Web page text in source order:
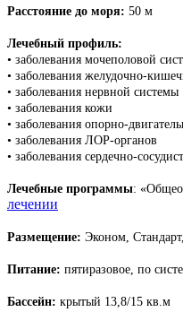
Расстояние до моря: 50 м
Лечебный профиль:
• заболевания мочеполовой
• заболевания желудочно-
• заболевания нервной системы
• заболевания кожи
• заболевания опорно-
• заболевания ЛОР-органов
• заболевания сердечно-
Лечебные программы:
лечении
Размещение: Эконом,
Питание: пятиразовое, по
Бассейн: крытый 13,8/15 кв.м